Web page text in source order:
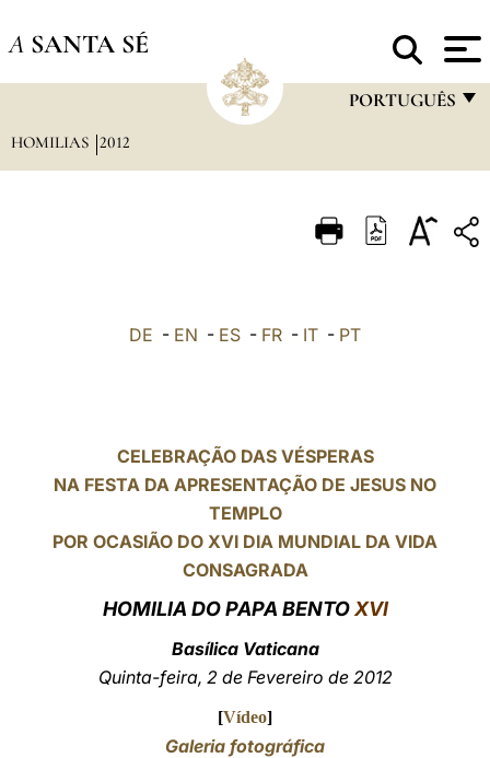
A SANTA SÉ
PORTUGUÊS
ITALIANO
中文
HOMILIAS 2012
DE - EN - ES - FR - IT - PT
CELEBRAÇÃO DAS VÉSPERAS
NA FESTA DA APRESENTAÇÃO DE JESUS NO
TEMPLO
POR OCASIÃO DO XVI DIA MUNDIAL DA VIDA
CONSAGRADA
HOMILIA DO PAPA BENTOXVI
Basílica Vaticana
Quinta-feira, 2 de Fevereiro de 2012
[Vídeo]
Galeria fotográfica